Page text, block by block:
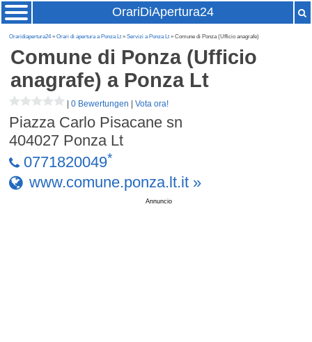
OrariDiApertura24
Oraridiapertura24»Orari di apertura a Ponza Lt »Servizi a Ponza Lt » Comune di Ponza (Ufficio anagrafe)
Comune di Ponza (Ufficio
anagrafe) a Ponza Lt
|0 Bewertungen |Vota ora!
Piazza Carlo Pisacane sn
404027 Ponza Lt
0771820049*
www.comune.ponza.lt.it »
Annuncio